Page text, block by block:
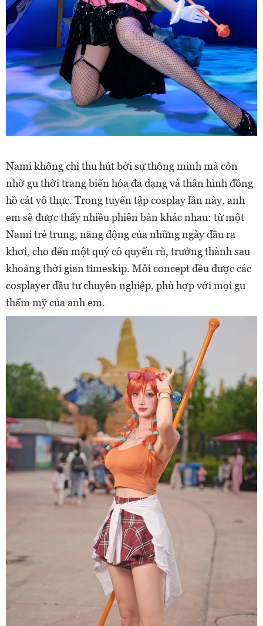
Nami không chỉ thu hút bởi sự thông minh mà còn
nhờ gu thời trang biến hóa đa dạng và thân hình đồng
hồ cát vô thực. Trong tuyển tập cosplay lần này, anh
em sẽ được thấy nhiều phiên bản khác nhau: từ một
Nami trẻ trung, năng động của những ngày đầu ra
khơi, cho đến một quý cô quyến rũ, trưởng thành sau
khoảng thời gian timeskip. Mỗi concept đều được các
cosplayer đầu tư chuyên nghiệp, phù hợp với mọi gu
thẩm mỹ của anh em.